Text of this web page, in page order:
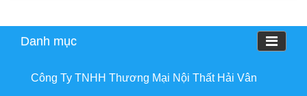
Danh mục
Công Ty TNHH Thương Mại Nội Thất Hải Vân